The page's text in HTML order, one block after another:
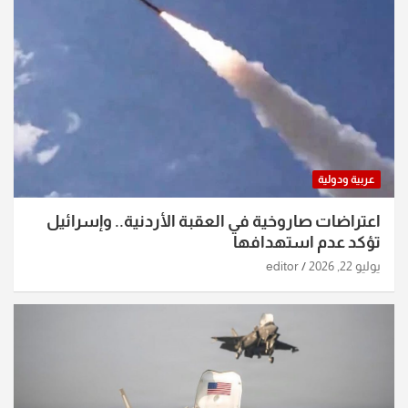
عربية ودولية
اعتراضات صاروخية في العقبة الأردنية.. وإسرائيل
تؤكد عدم استهدافها
يوليو 22, 2026 editor